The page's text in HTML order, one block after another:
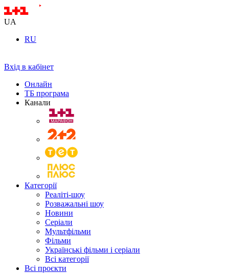
UA
RU
Вхід в кабінет
Онлайн
ТБ програма
Канали
Категорії
Реаліті-шоу
Розважальні шоу
Новини
Серіали
Мультфільми
Фільми
Українські фільми і серіали
Всі категорії
Всі проєкти